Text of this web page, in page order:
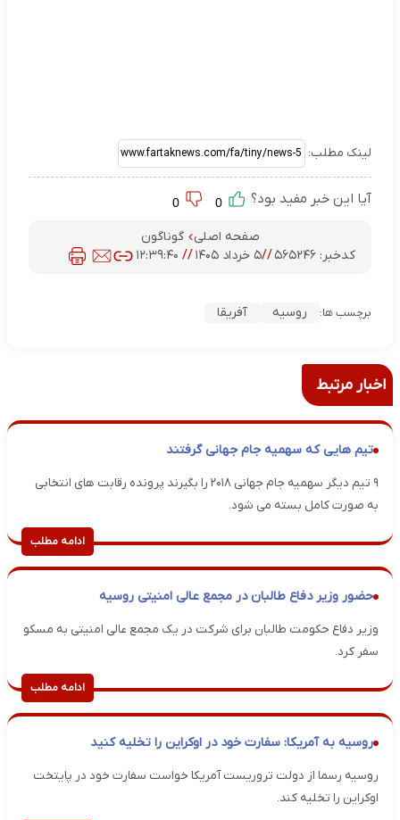
لینک مطلب:
آیا این خبر مفید بود؟
صفحه اصلی
گوناگون
کدخبر:۵۶۵۲۴۶ //۵ خرداد ۱۴۰۵ // ۱۲:۳۹:۴۰
برچسب ها: روسیه آفریقا
اخبار مرتبط
تیم هایی که سهمیه جام جهانی گرفتند
۹ تیم دیگر سهمیه جام جهانی ۲۰۱۸ را بگیرند پرونده رقابت های انتخابی
به صورت کامل بسته می شود.
ادامه مطلب
حضور وزیر دفاع طالبان در مجمع عالی امنیتی روسیه
وزیر دفاع حکومت طالبان برای شرکت در یک مجمع عالی امنیتی به مسکو
سفر کرد.
ادامه مطلب
روسیه به آمریکا: سفارت خود در اوکراین را تخلیه کنید
روسیه رسما از دولت تروریست آمریکا خواست سفارت خود در پایتخت
اوکراین را تخلیه کند.